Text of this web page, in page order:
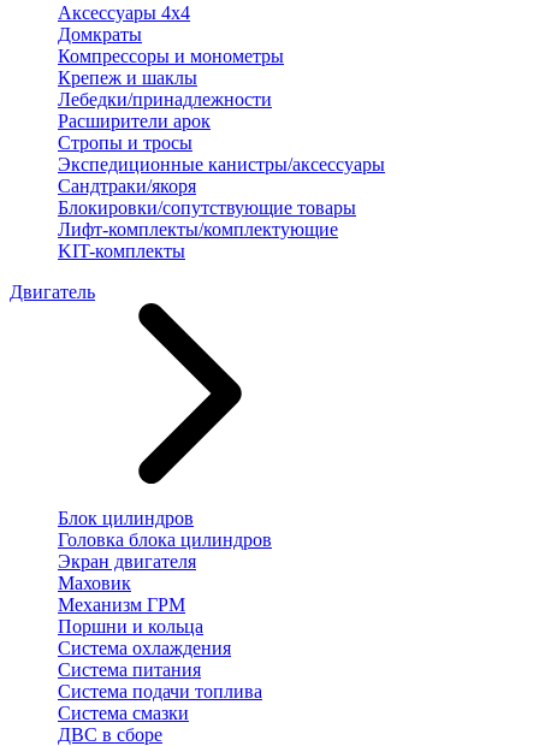
Аксессуары 4х4
Домкраты
Компрессоры и монометры
Крепеж и шаклы
Лебедки/принадлежности
Расширители арок
Стропы и тросы
Экспедиционные канистры/аксессуары
Сандтраки/якоря
Блокировки/сопутствующие товары
Лифт-комплекты/комплектующие
KIT-комплекты
Двигатель
Блок цилиндров
Головка блока цилиндров
Экран двигателя
Маховик
Механизм ГРМ
Поршни и кольца
Система охлаждения
Система питания
Система подачи топлива
Система смазки
ДВС в сборе